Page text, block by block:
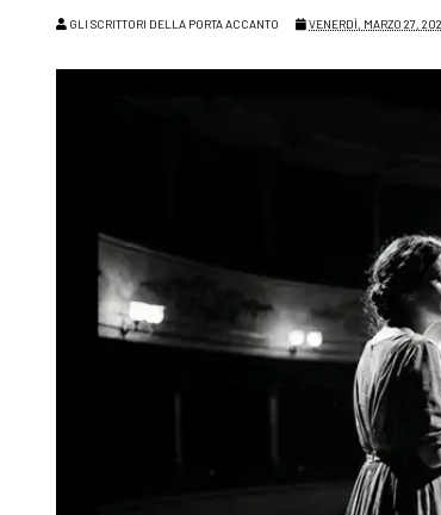
GLI SCRITTORI DELLA PORTA ACCANTO VENERDÌ, MARZO 27,